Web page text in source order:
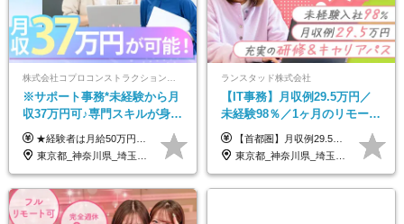
※サポート事務*未経験から月
収37万円可♪専門スキルが身に
付く！Web面接＆リモート研
修も充実♪/a
★経験者は月給50万円～90万円 【首都圏】 月給30万1230円〜 ⇒基本22万7000円+地域6万4230円+皆勤1万円 【群馬/栃木/茨城】 月給28万1090円〜 ⇒基本23万4000円+地域3万7090円+皆勤1万円 【大阪/京都/兵庫】 月給30万130円〜 ⇒基本23万5000円+地域5万5130円+皆勤1万円 【静岡/愛知/岐阜/三重】 月給28万5840円〜 ⇒基本23万円+地域4万5840円+皆勤1万円 【北海道】 月給25万2960円〜 ⇒基本22万4000円+地域1万8960円+皆勤1万円 【福岡/佐賀/長崎/大分/熊本】 月給25万800円〜 ⇒基本21万8000円+地域2万2800円+皆勤1万円 【宮城/山形/福島】 月給25万580円〜 ⇒基本21万8000円+地域2万2580円+皆勤1万円 【広島/岡山/山口】 月給27万1090円〜 ⇒基本23万4000円+地域2万7090円+皆勤1万円 ※残業代は1分単位で全額支給（みなし残業制度なし） ※上記給与は最低支給額です。経験・能力に応じて決定致します ※試用期間1ヶ月、最大6ヶ月まで延長する可能性あり(条件変更なし) ※今期より新賃金体系へ移行しました。詳細は面接時にご説明します
東京都_神奈川県_埼玉県_大阪府_愛知県_北海道_宮城県_広島県_福岡県
ランスタッド株式会社
【IT事務】月収例29.5万円／
未経験98％／1ヶ月のリモート
研修／既卒・第二新卒歓迎／
年間休日123日/OW
【首都圏】月収例29.5万円（月給26万円＋諸手当） 【東海・関西】月収例28.5万円（月給25万円＋諸手当） 【九州】月収例26万円（月給23万円＋諸手当） ※経験・スキル・前職給与を踏まえ、総合的に判断して決定します。 例：首都圏 月収例31万円（月給27万円＋諸手当） ◆各種手当 ・通勤手当（上限4万円まで） ・残業代手当（1分単位で全額支給） ※固定残業代制は採用しておりません ・資格取得支援 ◆昇給：年1回 ◆補足 ・研修中1ヶ月間は、時給1670円となります。 ・試用期間6ヶ月あり。その間の待遇に変更はありません。 ※詳細は面接時にご案内します。
東京都_神奈川県_埼玉県_千葉県_大阪府_愛知県_兵庫県_京都府_福岡県